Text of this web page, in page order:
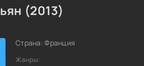
(2013)
Страна: Франция
Жанры: